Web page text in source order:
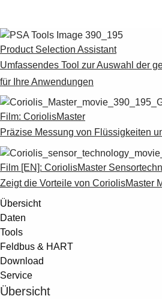
0
Product Selection Assistant
Umfassendes Tool zur Auswahl der
für Ihre Anwendungen
Film: CoriolisMaster
Präzise Messung von Flüssigkeiten
Film [EN]: CoriolisMaster
Zeigt die Vorteile von CoriolisMaster
Übersicht
Daten
Tools
Feldbus & HART
Download
Service
Übersicht